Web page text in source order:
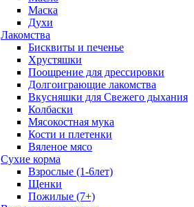
Маска
Духи
Лакомства
Бисквиты и печенье
Хрустяшки
Поощрение для дрессировки
Долгоиграющие лакомства
Вкусняшки для Свежего дыхания
Колбаски
Мясокостная мука
Кости и плетенки
Вяленое мясо
Сухие корма
Взрослые (1-6лет)
Щенки
Пожилые (7+)